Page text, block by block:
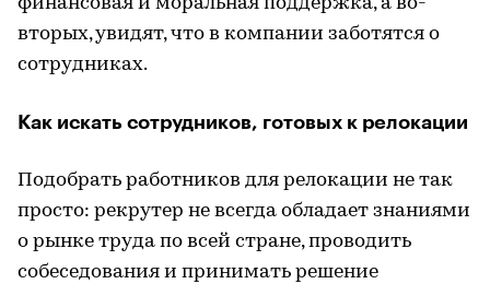
вторых, увидят, что в компании заботятся о
сотрудниках.
Как искать сотрудников, готовых к релокации
Подобрать работников для релокации не так
просто: рекрутер не всегда обладает знаниями
о рынке труда по всей стране, проводить
собеседования и принимать решение